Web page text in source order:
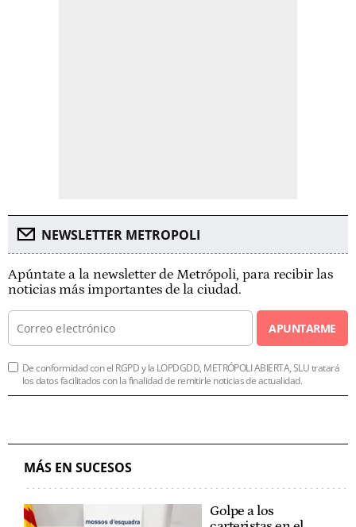
NEWSLETTER METROPOLI
Apúntate a la newsletter de Metrópoli, para recibir las
noticias más importantes de la ciudad.
APUNTARME
De conformidad con el RGPD y la LOPDGDD, METRÓPOLI ABIERTA, SLU tratará
los datos facilitados con la finalidad de remitirle noticias de actualidad.
MÁS EN SUCESOS
Golpe a los